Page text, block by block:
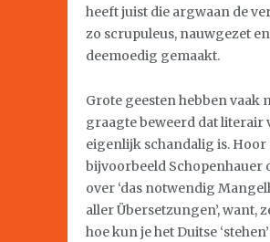
heeft juist die argwaan de
zo scrupuleus, nauwgezet en
deemoedig gemaakt.
Grote geesten hebben vaak
graagte beweerd dat literair
eigenlijk schandalig is. Hoor
bijvoorbeeld Schopenhauer
over ‘das notwendig
aller Übersetzungen’, want,
hoe kun je het Duitse